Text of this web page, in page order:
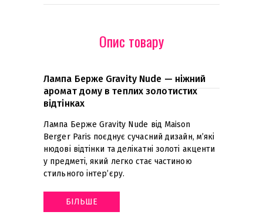
Опис товару
Лампа Берже Gravity Nude — ніжний
аромат дому в теплих золотистих
відтінках
Лампа Берже Gravity Nude від Maison
Berger Paris поєднує сучасний дизайн, м’які
нюдові відтінки та делікатні золоті акценти
у предметі, який легко стає частиною
стильного інтер’єру.
БІЛЬШЕ